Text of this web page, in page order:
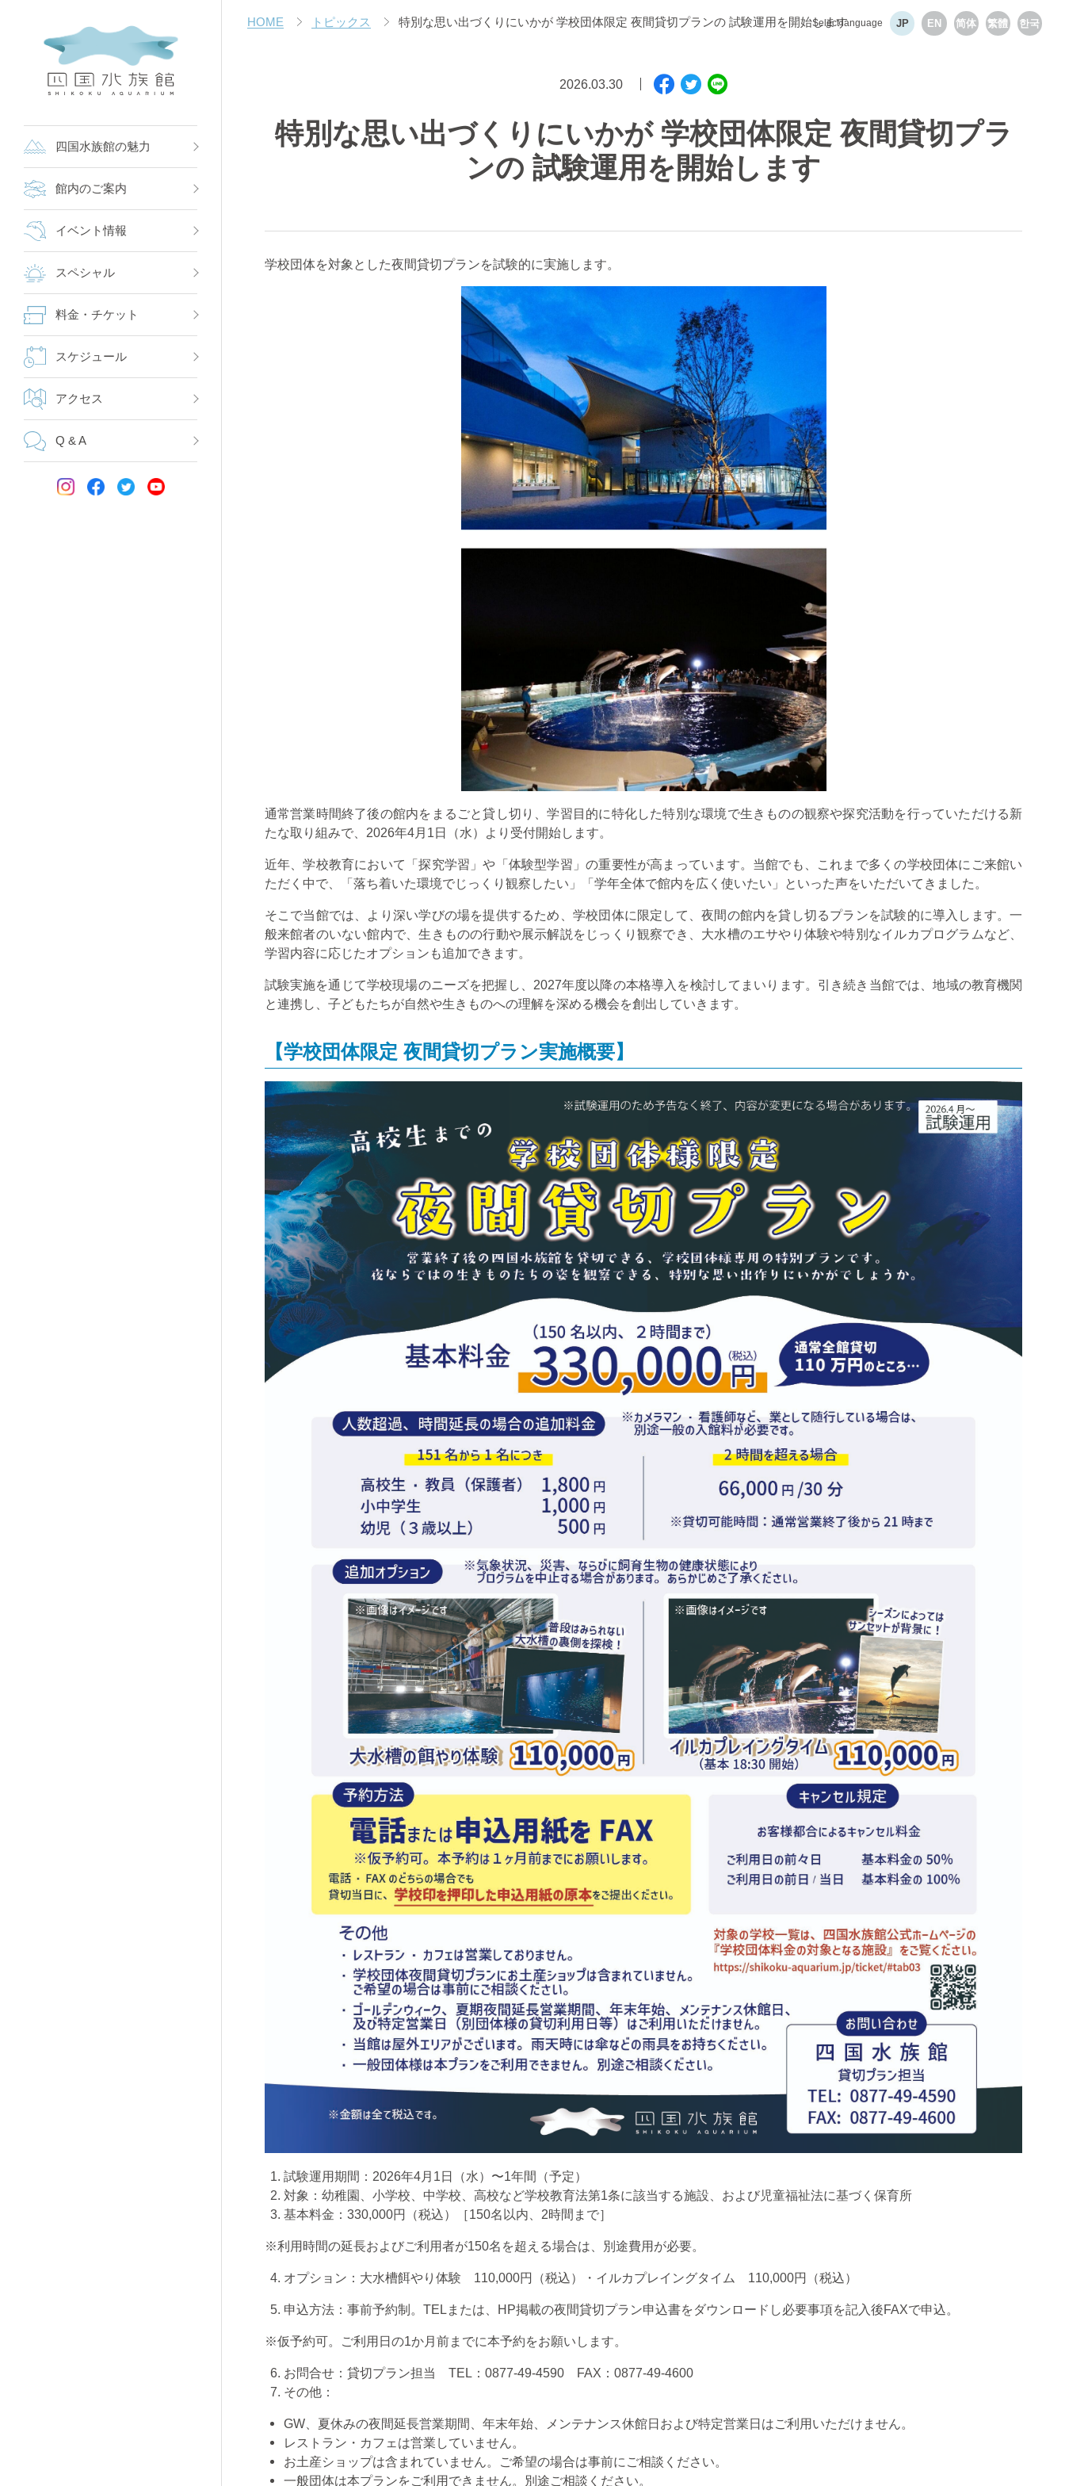
Select language JP EN 简体 繁體 한국
四国水族館の魅力
館内のご案内
イベント情報
スペシャル
料金・チケット
スケジュール
アクセス
Q & A
HOME トピックス 特別な思い出づくりにいかが 学校団体限定 夜間貸切プランの 試験運用を開始します
2026.03.30
特別な思い出づくりにいかが 学校団体限定 夜間貸切プラ
ンの 試験運用を開始します
学校団体を対象とした夜間貸切プランを試験的に実施します。
通常営業時間終了後の館内をまるごと貸し切り、学習目的に特化した特別な環境で生きものの観察や探究活動を行っていただける新
たな取り組みで、 2026年4月 1日（水）より受付開始します。
近年、学校教育において「探究学習」や「体験型学習」の重要性が高まっています。当館でも、これまで多くの学校団体にご来館い
ただく中で、「落ち着いた環境でじっくり観察したい」「学年全体で館内を広く使いたい」といった声をいただいてきました。
そこで当館では、より深い学びの場を提供するため、学校団体に限定して、夜間の館内を貸し切るプランを試験的に導入します。一
般来館者のいない館内で、生きものの行動や展示解説をじっくり観察でき、大水槽のエサやり体験や特別なイルカプログラムなど、
学習内容に応じたオプションも追加できます。
試験実施を通じて学校現場のニーズを把握し、 2027年度以降の本格導入を検討してまいります。引き続き当館では、地域の教育機関
と連携し、子どもたちが自然や生きものへの理解を深める機会を創出していきます。
【学校団体限定 夜間貸切プラン実施概要】
試験運用期間： 2026年4月 1 日（水）〜1年間（予定）
対象：幼稚園、小学校、中学校、高校など学校教育法第1条に該当する施設、および児童福祉法に基づく保育所
基本料金： 330,000円（税込）［150名以内、 2時間まで］
※利用時間の延長およびご利用者が150名を超える場合は、別途費用が必要。
オプション：大水槽餌やり体験 110,000円（税込）・イルカプレイングタイム 110,000円（税込）
申込方法：事前予約制。 TEL または、 HP掲載の夜間貸切プラン申込書をダウンロードし必要事項を記入後FAXで申込。
※仮予約可。ご利用日の1か月前までに本予約をお願いします。
お問合せ：貸切プラン担当 TEL ： 0877-49-4590 FAX ： 0877-49-4600
その他：
GW、夏休みの夜間延長営業期間、年末年始、メンテナンス休館日および特定営業日はご利用いただけません。
レストラン・カフェは営業していません。
お土産ショップは含まれていません。ご希望の場合は事前にご相談ください。
一般団体は本プランをご利用できません。別途ご相談ください。